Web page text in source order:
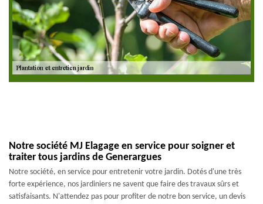
Notre société MJ Elagage en service pour soigner et
traiter tous jardins de Generargues
Notre société, en service pour entretenir votre jardin. Dotés d'une très
forte expérience, nos jardiniers ne savent que faire des travaux sûrs et
satisfaisants. N'attendez pas pour profiter de notre bon service, un devis